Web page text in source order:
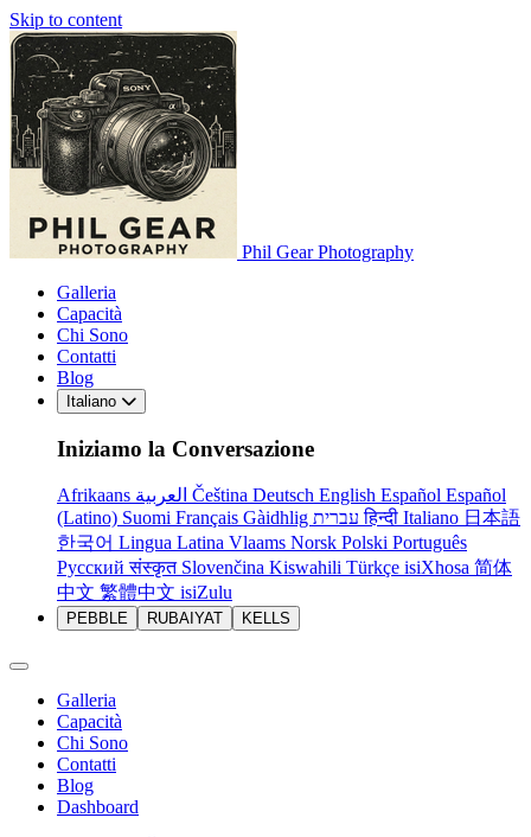
Skip to content
Phil Gear Photography
Galleria
Capacità
Chi Sono
Contatti
Blog
Italiano
Iniziamo la Conversazione
Afrikaans Čeština Deutsch English Español Español
(Latino) Suomi Français Gàidhlig עבריתहिन्दी Italiano 日本語
한국어 Lingua Latina Vlaams Norsk Polski Português
Русскийसंस्कृत Slovenčina Kiswahili Türkçe isiXhosa 简体
中文 繁體中文 isiZulu
PEBBLE RUBAIYAT KELLS
Galleria
Capacità
Chi Sono
Contatti
Blog
Dashboard